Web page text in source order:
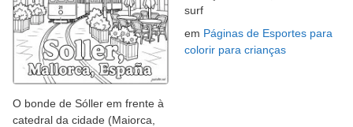
O bonde de Sóller em frente à
catedral da cidade (Maiorca,
surf
em Páginas de Esportes para
colorir para crianças